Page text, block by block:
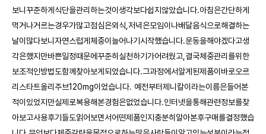
보니꾸준하게식단을관리하는것이생각보다쉽지않았습니다.아침은간단하게
먹거나거르는경우가많고점심은외식,저녁은모임이나배달음식으로해결하는
날이많다보니자연스럽게체중이늘어나기시작했습니다.운동을해야겠다고생
각은했지만바쁜일정때문에꾸준히실천하기가어려웠고,결국체중관리를위한
보조적인방법도함께찾아보게되었습니다.그과정에서알게된제품이바로오르
리스타트올리주브120mg이었습니다. 예전부터제니칼이라는이름은들어본
적이있었지만실제로복용해본경험은없었습니다.인터넷을통해관련정보를찾
아보고사용후기들도읽어보면서어떤제품인지충분히알아본후구매를결정했습